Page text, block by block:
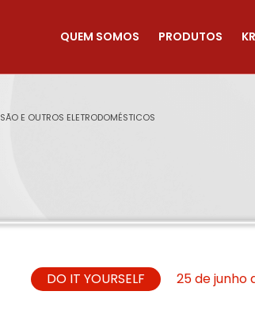
QUEM SOMOS PRODUTOS
E OUTROS ELETRODOMÉSTICOS
DO IT YOURSELF 25 de junho